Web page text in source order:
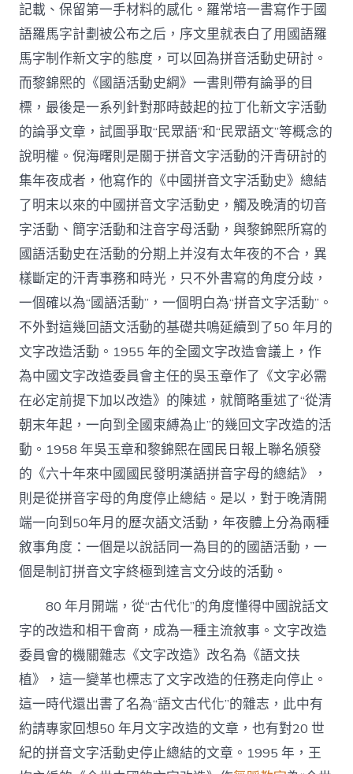
記載、保留第一手材料的感化。羅常培一書寫作于國
語羅馬字計劃被公布之后，序文里就表白了用國語羅
馬字制作新文字的態度，可以回為拼音活動史研討。
而黎錦熙的《國語活動史綱》一書則帶有論爭的目
標，最後是一系列針對那時鼓起的拉丁化新文字活動
的論爭文章，試圖爭取“民眾語”和“民眾語文”等概念的
說明權。倪海曙則是關于拼音文字活動的汗青研討的
集年夜成者，他寫作的《中國拼音文字活動史》總結
了明末以來的中國拼音文字活動史，觸及晚清的切音
字活動、簡字活動和注音字母活動，與黎錦熙所寫的
國語活動史在活動的分期上并沒有太年夜的不合，異
樣斷定的汗青事務和時光，只不外書寫的角度分歧，
一個確以為“國語活動”，一個明白為“拼音文字活動”。
不外對這幾回語文活動的基礎共鳴延續到了50 年月的
文字改造活動。1955 年的全國文字改造會議上，作
為中國文字改造委員會主任的吳玉章作了《文字必需
在必定前提下加以改造》的陳述，就簡略重述了“從清
朝末年起，一向到全國束縛為止”的幾回文字改造的活
動。1958 年吳玉章和黎錦熙在國民日報上聯名頒發
的《六十年來中國國民發明漢語拼音字母的總結》，
則是從拼音字母的角度停止總結。是以，對于晚清開
端一向到50年月的歷次語文活動，年夜體上分為兩種
敘事角度：一個是以說話同一為目的的國語活動，一
個是制訂拼音文字終極到達言文分歧的活動。
80 年月開端，從“古代化”的角度懂得中國說話文
字的改造和相干會商，成為一種主流敘事。文字改造
委員會的機關雜志《文字改造》改名為《語文扶
植》，這一變革也標志了文字改造的任務走向停止。
這一時代還出書了名為“語文古代化”的雜志，此中有
約請專家回想50 年月文字改造的文章，也有對20 世
紀的拼音文字活動史停止總結的文章。1995 年，王